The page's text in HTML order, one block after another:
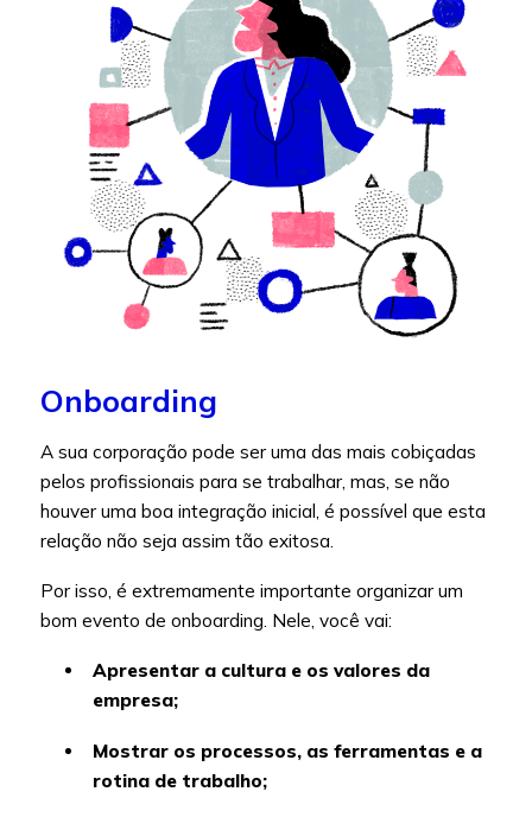
Onboarding
A sua corporação pode ser uma das mais cobiçadas
pelos profissionais para se trabalhar, mas, se não
houver uma boa integração inicial, é possível que esta
relação não seja assim tão exitosa.
Por isso, é extremamente importante organizar um
bom evento de onboarding. Nele, você vai:
Apresentar a cultura e os valores da
empresa;
Mostrar os processos, as ferramentas e a
rotina de trabalho;